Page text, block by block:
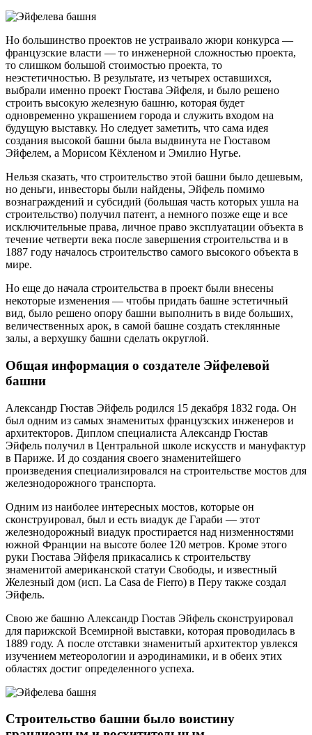
Но большинство проектов не устраивало жюри конкурса —
французские власти — то инженерной сложностью проекта,
то слишком большой стоимостью проекта, то
неэстетичностью. В результате, из четырех оставшихся,
выбрали именно проект Гюстава Эйфеля, и было решено
строить высокую железную башню, которая будет
одновременно украшением города и служить входом на
будущую выставку. Но следует заметить, что сама идея
создания высокой башни была выдвинута не Гюставом
Эйфелем, а Морисом Кёхленом и Эмилио Нугье.
Нельзя сказать, что строительство этой башни было дешевым,
но деньги, инвесторы были найдены, Эйфель помимо
вознаграждений и субсидий (большая часть которых ушла на
строительство) получил патент, а немного позже еще и все
исключительные права, личное право эксплуатации объекта в
течение четверти века после завершения строительства и в
1887 году началось строительство самого высокого объекта в
мире.
Но еще до начала строительства в проект были внесены
некоторые изменения — чтобы придать башне эстетичный
вид, было решено опору башни выполнить в виде больших,
величественных арок, в самой башне создать стеклянные
залы, а верхушку башни сделать округлой.
Общая информация о создателе Эйфелевой
башни
Александр Гюстав Эйфель родился 15 декабря 1832 года. Он
был одним из самых знаменитых французских инженеров и
архитекторов. Диплом специалиста Александр Гюстав
Эйфель получил в Центральной школе искусств и мануфактур
в Париже. И до создания своего знаменитейшего
произведения специализировался на строительстве мостов для
железнодорожного транспорта.
Одним из наиболее интересных мостов, которые он
сконструировал, был и есть виадук де Гараби — этот
железнодорожный виадук простирается над низменностями
южной Франции на высоте более 120 метров. Кроме этого
руки Гюстава Эйфеля прикасались к строительству
знаменитой американской статуи Свободы, и известный
Железный дом (исп. La Casa de Fierro) в Перу также создал
Эйфель.
Свою же башню Александр Гюстав Эйфель сконструировал
для парижской Всемирной выставки, которая проводилась в
1889 году. А после отставки знаменитый архитектор увлекся
изучением метеорологии и аэродинамики, и в обеих этих
областях достиг определенного успеха.
Строительство башни было воистину